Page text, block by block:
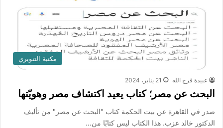
مكتبة التنويري
عبيدة فرج الله 21 يناير، 2024
البحث عن مصر؛ كتاب يعيد اكتشاف مصر وهويّتها
صدر في القاهرة عن بيت الحكمة كتاب "البحث عن مصر" من تأليف
الدكتور خالد عزب. هذا الكتاب ليس كتابًا من…